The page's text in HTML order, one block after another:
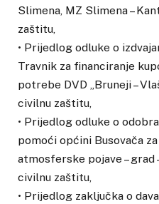
Slimena, MZ Slimena –
zaštitu,
• Prijedlog odluke o
Travnik za financiranje
potrebe DVD „Bruneji –
civilnu zaštitu,
• Prijedlog odluke o
pomoći općini Busovača
atmosferske pojave – grad
civilnu zaštitu,
• Prijedlog zaključka o